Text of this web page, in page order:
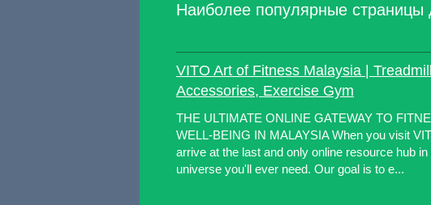
Наиболее популярные страницы
VITO Art of Fitness Malaysia |
Accessories, Exercise Gym
THE ULTIMATE ONLINE GATEWAY TO
WELL-BEING IN MALAYSIA When you visit
arrive at the last and only online resource hub in
universe you'll ever need. Our goal is to e...